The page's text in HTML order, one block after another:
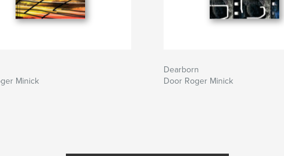
Minick
Dearborn
Door Roger Minick